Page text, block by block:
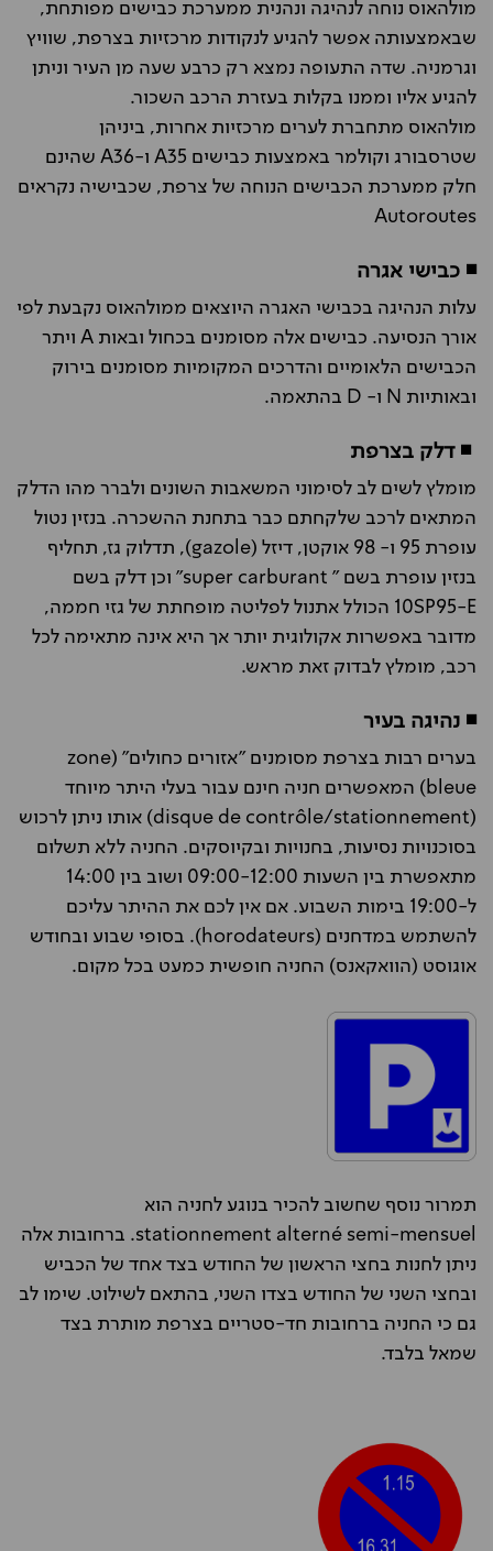
מולהאוס נוחה לנהיגה ונהנית ממערכת כבישים מפותחת,
שבאמצעותה אפשר להגיע לנקודות מרכזיות בצרפת, שוויץ
וגרמניה. שדה התעופה נמצא רק כרבע שעה מן העיר וניתן
להגיע אליו וממנו בקלות בעזרת הרכב השכור.
מולהאוס מתחברת לערים מרכזיות אחרות, ביניהן
שטרסבורג וקולמר באמצעות כבישים A35 ו-A36 שהינם
חלק ממערכת הכבישים הנוחה של צרפת, שכבישיה נקראים
Autoroutes
◾ כבישי אגרה
עלות הנהיגה בכבישי האגרה היוצאים ממולהאוס נקבעת לפי
אורך הנסיעה. כבישים אלה מסומנים בכחול ובאות A ויתר
הכבישים הלאומיים והדרכים המקומיות מסומנים בירוק
ובאותיות N ו- D בהתאמה.
◾ דלק בצרפת
מומלץ לשים לב לסימוני המשאבות השונים ולברר מהו הדלק
המתאים לרכב שלקחתם כבר בתחנת ההשכרה. בנזין נטול
עופרת 95 ו- 98 אוקטן, דיזל (
gazole), תדלוק גז, תחליף
בנזין עופרת בשם " super carburant" וכן דלק בשם
SP95-E
10 הכולל אתנול לפליטה מופחתת של גזי חממה,
מדובר באפשרות אקולוגית יותר אך היא אינה מתאימה לכל
רכב, מומלץ לבדוק זאת מראש.
◾ נהיגה בעיר
בערים רבות בצרפת מסומנים "אזורים כחולים" (zone
bleue) המאפשרים חניה חינם עבור בעלי היתר מיוחד
(disque de contrôle/stationnement) אותו ניתן לרכוש
בסוכנויות נסיעות, בחנויות ובקיוסקים. החניה ללא תשלום
מתאפשרת בין השעות 09:00-12:00 ושוב בין 14:00
ל-19:00 בימות השבוע. אם אין לכם את ההיתר עליכם
להשתמש במדחנים (horodateurs). בסופי שבוע ובחודש
אוגוסט (הוואקאנס) החניה חופשית כמעט בכל מקום.
תמרור נוסף שחשוב להכיר בנוגע לחניה הוא
stationnement alterné semi-mensuel. ברחובות אלה
ניתן לחנות בחצי הראשון של החודש בצד אחד של הכביש
ובחצי השני של החודש בצדו השני, בהתאם לשילוט. שימו לב
גם כי החניה ברחובות חד-סטריים בצרפת מותרת בצד
שמאל בלבד.